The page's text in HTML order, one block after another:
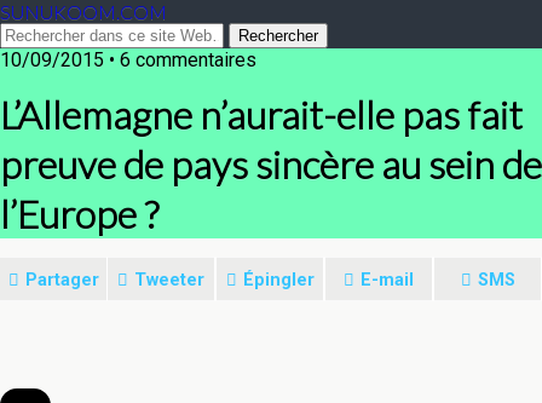
SUNUKOOM.COM
10/09/2015 • 6 commentaires
L’Allemagne n’aurait-elle pas fait
preuve de pays sincère au sein de
l’Europe ?
Partager Tweeter Épingler E-mail SMS